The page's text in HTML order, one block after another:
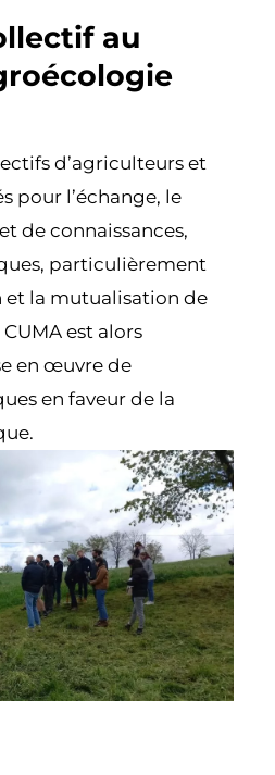
au
d’agriculteurs et
pour l’échange, le
de connaissances,
particulièrement
et la mutualisation de
est alors
en œuvre de
en faveur de la